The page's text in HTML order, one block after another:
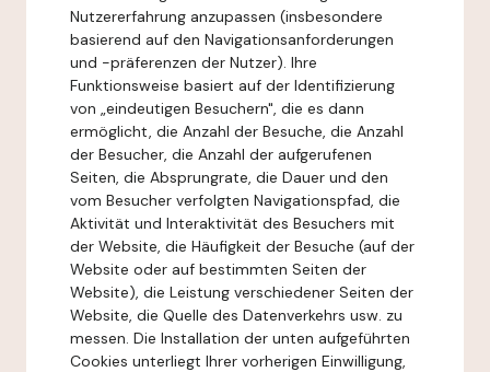
Nutzererfahrung anzupassen (insbesondere
basierend auf den Navigationsanforderungen
und -präferenzen der Nutzer). Ihre
Funktionsweise basiert auf der Identifizierung
von „eindeutigen Besuchern", die es dann
ermöglicht, die Anzahl der Besuche, die Anzahl
der Besucher, die Anzahl der aufgerufenen
Seiten, die Absprungrate, die Dauer und den
vom Besucher verfolgten Navigationspfad, die
Aktivität und Interaktivität des Besuchers mit
der Website, die Häufigkeit der Besuche (auf der
Website oder auf bestimmten Seiten der
Website), die Leistung verschiedener Seiten der
Website, die Quelle des Datenverkehrs usw. zu
messen. Die Installation der unten aufgeführten
Cookies unterliegt Ihrer vorherigen Einwilligung,